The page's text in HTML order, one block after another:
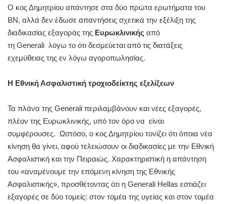
O κος Δημητρίου απάντησε στα δύο πρώτα ερωτήματα του
ΒΝ, αλλά δεν έδωσε απαντήσεις σχετικά την εξέλιξη της
διαδικασίας εξαγοράς της Ευρωκλινικής από
τη Generali λόγω το ότι δεσμεύεται από τις διατάξεις
εχεμύθειας της εν λόγω αγοροπωλησίας.
Η Εθνική Ασφαλιστική τροχιοδείκτης εξελίξεων
Τα πλάνα της Generali περιλαμβάνουν και νέες εξαγορές,
πλέον της Ευρωκλινικής, υπό τον όρο να είναι
συμφέρουσες. Ωστόσο, ο κος Δημητρίου τονίζει ότι όποια νέα
κίνηση θα γίνει, αφού τελειώσουν οι διαδικασίες με την Εθνική
Ασφαλιστική και την Πειραιώς. Χαρακτηριστική η απάντηση
του «αναμένουμε την επόμενη κίνηση της Εθνικής
Ασφαλιστικής», προσθέτοντας ότι η Generali Hellas εστιάζει
εξαγορές σε δύο τομείς: στον τομέα της υγείας και στον τομέα